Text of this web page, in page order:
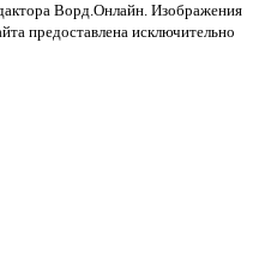
Ворд.Онлайн. Изображения
предоставлена исключительно